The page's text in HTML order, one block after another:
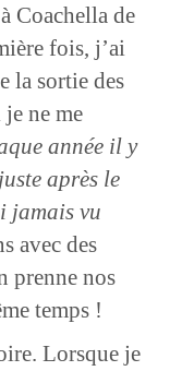
Coachella de
fois, j’ai
la sortie des
ne me
année il y
après le
jamais vu
avec des
prenne nos
temps !
Lorsque je